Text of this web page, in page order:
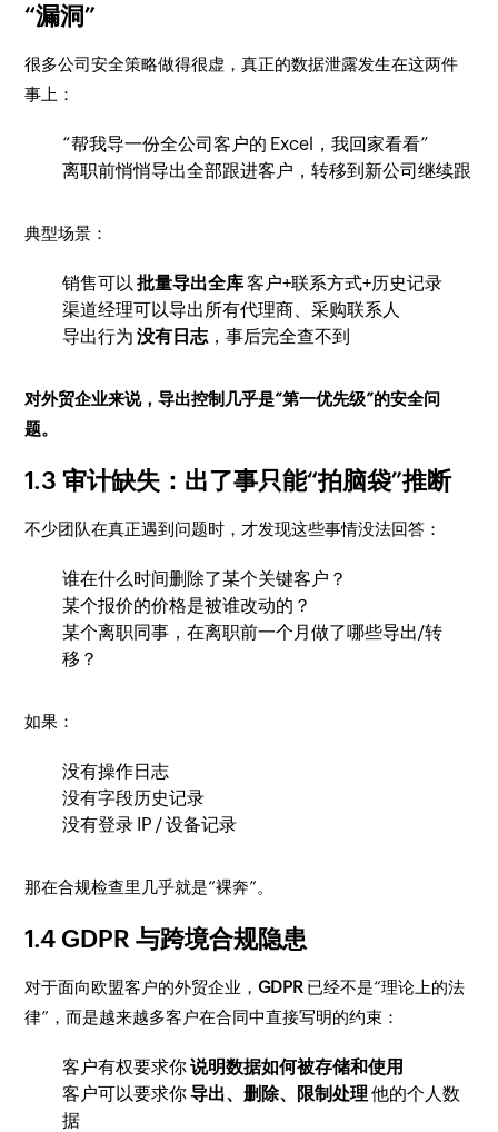
“漏洞”
很多公司安全策略做得很虚，真正的数据泄露发生在这两件
事上：
“帮我导一份全公司客户的 Excel，我回家看看”
离职前悄悄导出全部跟进客户，转移到新公司继续跟
典型场景：
销售可以批量导出全库客户+联系方式+历史记录
渠道经理可以导出所有代理商、采购联系人
导出行为没有日志，事后完全查不到
对外贸企业来说，导出控制几乎是“第一优先级”的安全问
题。
1.3 审计缺失：出了事只能“拍脑袋”推断
不少团队在真正遇到问题时，才发现这些事情没法回答：
谁在什么时间删除了某个关键客户？
某个报价的价格是被谁改动的？
某个离职同事，在离职前一个月做了哪些导出/转
移？
如果：
没有操作日志
没有字段历史记录
没有登录 IP / 设备记录
那在合规检查里几乎就是“裸奔”。
1.4 GDPR 与跨境合规隐患
对于面向欧盟客户的外贸企业，GDPR 已经不是“理论上的法
律”，而是越来越多客户在合同中直接写明的约束：
客户有权要求你说明数据如何被存储和使用
客户可以要求你导出、删除、限制处理 他的个人数
据